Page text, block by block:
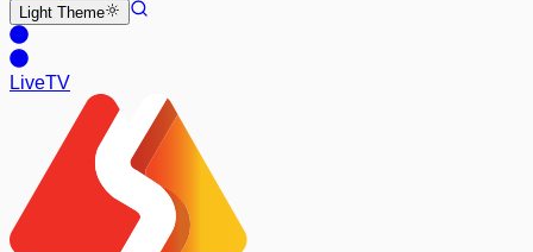
Light Theme
LiveTV